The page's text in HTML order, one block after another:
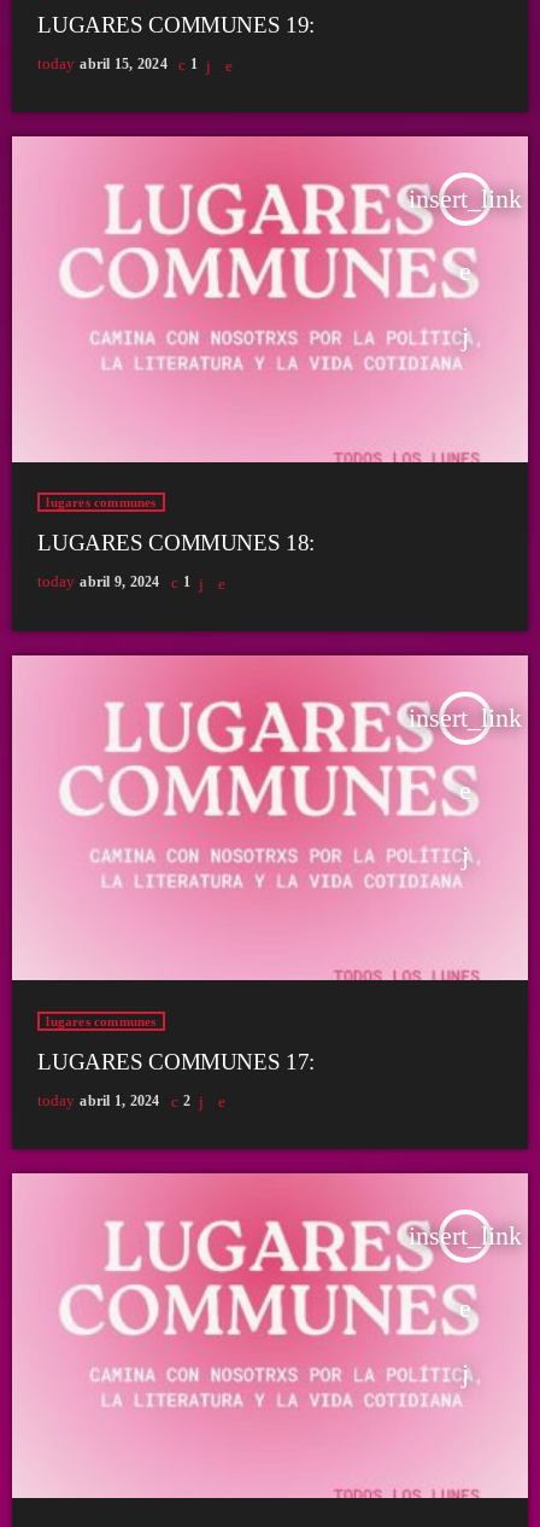
LUGARES COMMUNES 19:
today abril 15, 2024 1
insert_link
lugares communes
LUGARES COMMUNES 18:
today abril 9, 2024 1
insert_link
lugares communes
LUGARES COMMUNES 17:
today abril 1, 2024 2
insert_link